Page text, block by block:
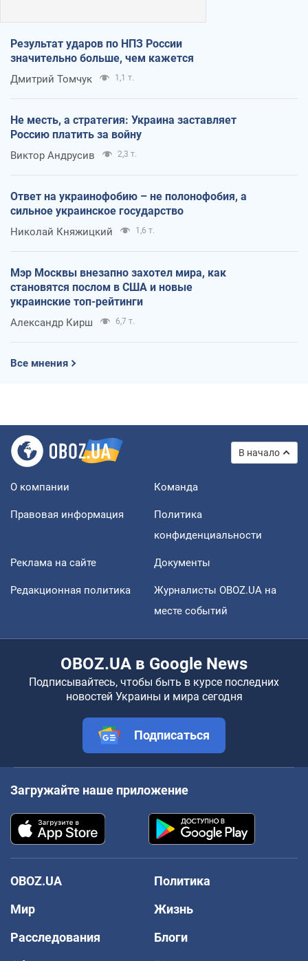
Результат ударов по НПЗ России
значительно больше, чем кажется
Дмитрий Томчук 1,1 т.
Не месть, а стратегия: Украина заставляет
Россию платить за войну
Виктор Андрусив 2,3 т.
Ответ на украинофобию – не полонофобия, а
сильное украинское государство
Николай Княжицкий 1,6 т.
Мэр Москвы внезапно захотел мира, как
становятся послом в США и новые
украинские топ-рейтинги
Александр Кирш 6,7 т.
Все мнения
В начало
О компании Команда
Правовая информация
Политика
конфиденциальности
Реклама на сайте Документы
Редакционная политика
Журналисты OBOZ.UA на
месте событий
OBOZ.UA в Google News
Подписывайтесь, чтобы быть в курсе последних
новостей Украины и мира сегодня
Подписаться
Загружайте наше приложение
OBOZ.UA
Политика
Мир
Жизнь
Расследования
Блоги